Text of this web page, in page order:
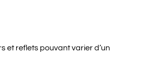
et reflets pouvant varier d’un